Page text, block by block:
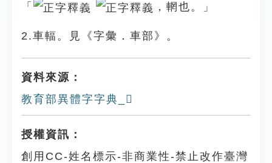
「
，輞也。」
2.車輻。見《字彙．車部》。
資料來源：
教育部異體字字典_𨏹
授權資訊：
創用CC-姓名標示-非商業性-禁止改作臺灣